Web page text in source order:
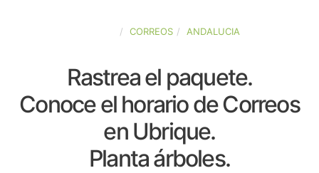
CORREOS ANDALUCIA
Rastrea el paquete.
Conoce el horario de Correos
en Ubrique.
Planta árboles.